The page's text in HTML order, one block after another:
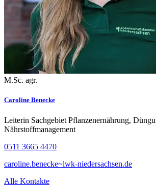
M.Sc. agr.
Caroline Benecke
Leiterin Sachgebiet Pflanzenernährung,
Nährstoffmanagement
0511 3665 4470
caroline.benecke~lwk-niedersachsen.de
Alle Kontakte